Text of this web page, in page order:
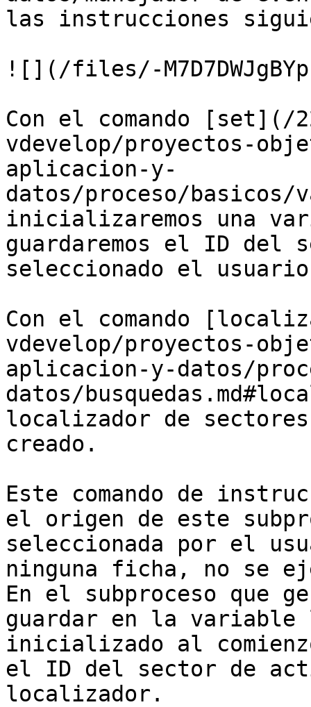
las instrucciones
![](/files/-
Con el comando [set](/
vdevelop/proyectos-
aplicacion-y-
datos/proceso/basicos/
inicializaremos una
guardaremos el ID del
seleccionado el
Con el comando
vdevelop/proyectos-
aplicacion-y-datos/
datos/
localizador de
creado.
Este comando de
el origen de este
seleccionada por el
ninguna ficha, no se
En el subproceso que
guardar en la variable
inicializado al
el ID del sector de
localizador.